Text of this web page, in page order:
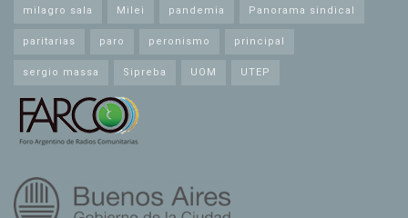
milagro sala Milei pandemia Panorama sindical
paritarias paro peronismo principal
sergio massa Sipreba UOM UTEP